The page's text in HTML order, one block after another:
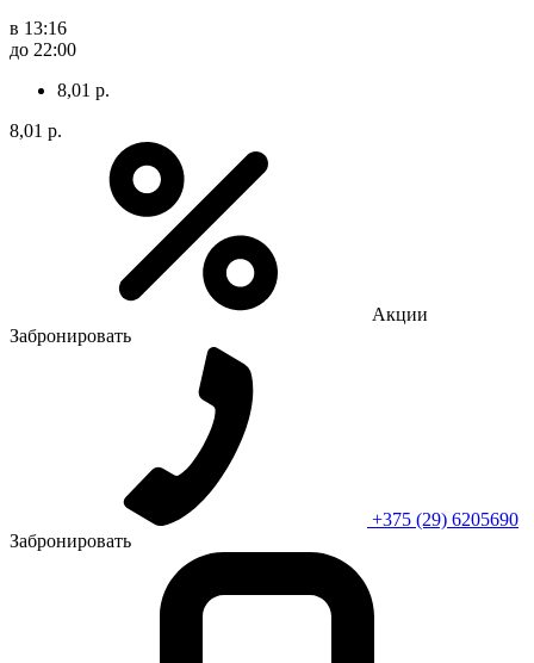
в 13:16
до 22:00
8,01 р.
8,01 р.
Акции
Забронировать
+375 (29) 6205690
Забронировать